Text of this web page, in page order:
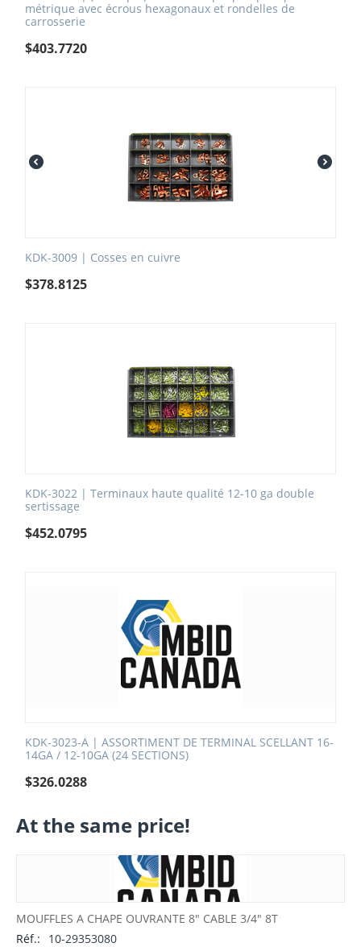
métrique avec écrous hexagonaux et rondelles de
carrosserie
$403.7720
KDK-3009 | Cosses en cuivre
$378.8125
KDK-3022 | Terminaux haute qualité 12-10 ga double
sertissage
$452.0795
KDK-3023-A | ASSORTIMENT DE TERMINAL SCELLANT 16-
14GA / 12-10GA (24 SECTIONS)
$326.0288
At the same price!
MOUFFLES A CHAPE OUVRANTE 8" CABLE 3/4" 8T
Réf.:
10-29353080